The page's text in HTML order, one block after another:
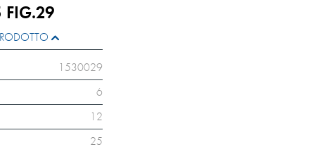
FIG.29
1530029
6
12
25